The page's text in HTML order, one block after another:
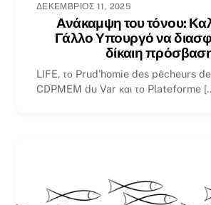
ΔΕΚΈΜΒΡΙΟΣ 11, 2025
Ανάκαμψη του τόνου:
Γάλλο Υπουργό να
δίκαιη
LIFE, το Prud'homie des pêcheurs
CDPMEM du Var και το Plateforme